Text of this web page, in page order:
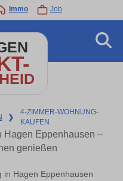
Immo Job
❯
4-ZIMMER-WOHNUNG-
KAUFEN
Hagen Eppenhausen –
genießen
in Hagen Eppenhausen